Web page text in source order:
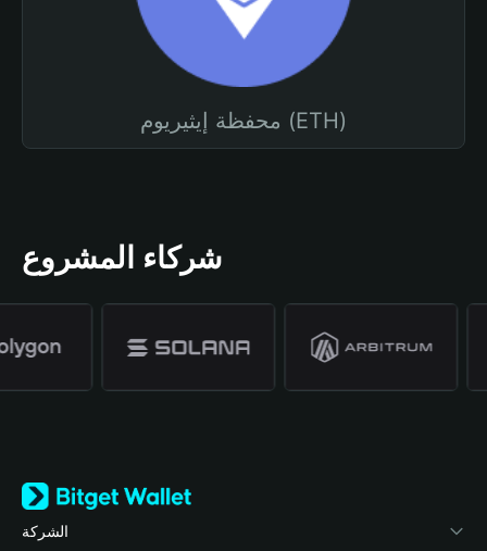
محفظة إيثيريوم (ETH)
شركاء المشروع
الشركة